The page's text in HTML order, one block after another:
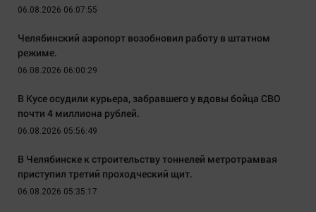
06.08.2026 06:07:55
Челябинский аэропорт возобновил работу в штатном
режиме.
06.08.2026 06:00:29
В Кусе осудили курьера, забравшего у вдовы бойца СВО
почти 4 миллиона рублей.
06.08.2026 05:56:49
В Челябинске к строительству тоннелей метротрамвая
приступил третий проходческий щит.
06.08.2026 05:35:17